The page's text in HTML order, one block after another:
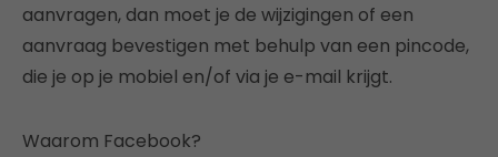
aanvragen, dan moet je de wijzigingen of een
aanvraag bevestigen met behulp van een pincode,
die je op je mobiel en/of via je e-mail krijgt.
Waarom Facebook?